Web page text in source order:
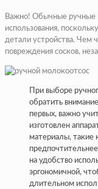
Важно! Обычные ручные
использования,
детали устройства. Чем
повреждения сосков,
При выборе
обратить
первых, важно
изготовлен
материалы, такие
на удобство
эргономичной,
длительном